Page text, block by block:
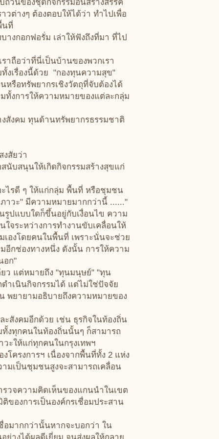
วนของชุดกิจกรรมอันสร้างสรรค์
วต่างๆ ต้องตอบให้ได้ว่า ทำไปเพื่อ
นที่
กอกฟอรั่ม เล่าให้ฟังถึงที่มา ที่ไป
ถือว่าที่นี่เป็นบ้านของพวกเรา
งเรื่องนี้ด้วย "กองทุนความสุข"
รือทรัพยากรเชิงวัตถุที่จับต้องได้
งการให้ความหมายของแต่ละกลุ่ม
งคม ทุนด้านทรัพยากรธรรมชาติ
สัยว่า
บสนุนให้เกิดกิจกรรมสร้างสุขแก่
ไรดี ๆ ให้แก่กลุ่ม พื้นที่ หรือชุมชน
าวะ" มีความหมายมากกว่านี้ ......"
ปแบบใดก็ขึ้นอยู่กับเงื่อนไข ความ
จระหว่างการทำงานขับเคลื่อนให้
องโดยคนในพื้นที่ เพราะนั่นจะช่วย
อีกช่องทางหนึ่ง ดังนั้น การให้ความ
อก"
ยว แต่หมายถึง "ทุนมนุษย์" "ทุน
ำเนินกิจกรรมได้ แต่ไม่ใช่ปัจจัย
พยายามอธิบายถึงความหมายของ
งคมอีกด้วย เช่น ธุรกิจในท้องถิ่น
ทั้งทุกคนในท้องถิ่นนั้นๆ ก็สามารถ
ะให้แก่ทุกคนในกรุงเทพฯ
ครงการฯ เนื่องจากพื้นที่ทั้ง 2 แห่ง
มเป็นชุมชนสูงจะสามารถเคลื่อน
ความคิดเห็นของแกนนำในเขต
องการเป็นองค์กรเชื่อมประสาน
มากกว่านั้นหากจะบอกว่า ใน